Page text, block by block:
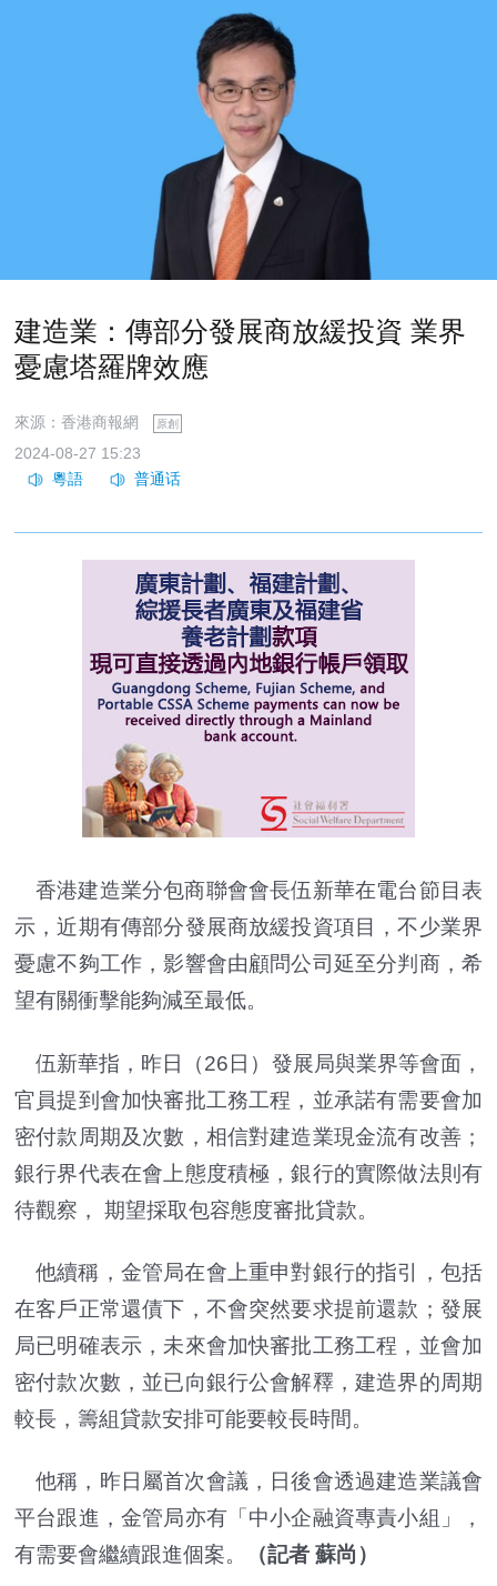
​建造業：傳部分發展商放緩投資 業界
憂慮塔羅牌效應
來源：香港商報網 原創
2024-08-27 15:23
香港建造業分包商聯會會長伍新華在電台節目表
示，近期有傳部分發展商放緩投資項目，不少業界
憂慮不夠工作，影響會由顧問公司延至分判商，希
望有關衝擊能夠減至最低。
伍新華指，昨日（26日）發展局與業界等會面，
官員提到會加快審批工務工程，並承諾有需要會加
密付款周期及次數，相信對建造業現金流有改善；
銀行界代表在會上態度積極，銀行的實際做法則有
待觀察， 期望採取包容態度審批貸款。
他續稱，金管局在會上重申對銀行的指引，包括
在客戶正常還債下，不會突然要求提前還款；發展
局已明確表示，未來會加快審批工務工程，並會加
密付款次數，並已向銀行公會解釋，建造界的周期
較長，籌組貸款安排可能要較長時間。
他稱，昨日屬首次會議，日後會透過建造業議會
平台跟進，金管局亦有「中小企融資專責小組」，
有需要會繼續跟進個案。
（記者 蘇尚）